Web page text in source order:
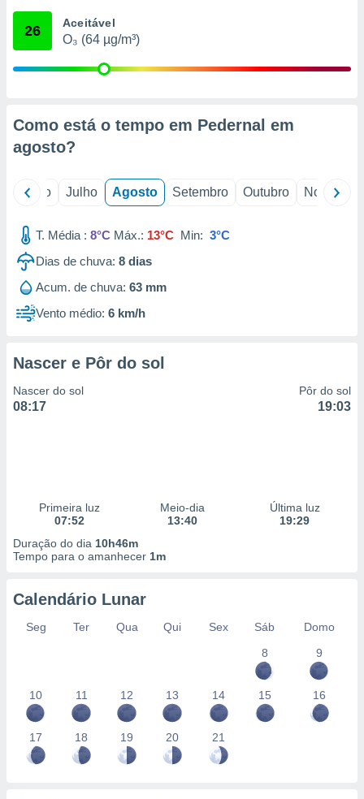
através
1199
26 Aceitável
O₃ (64 µg/m³)
Como está o tempo em Pedernal em
agosto?
Junho Julho Agosto Setembro Outubro Novembro
T. Média : 8°C Máx.: 13°C Min: 3°C
Dias de chuva: 8 dias
Acum. de chuva: 63 mm
Vento médio: 6 km/h
Nascer e Pôr do sol
Nascer do sol
08:17
Pôr do sol
19:03
Primeira luz
07:52
Meio-dia
13:40
Última luz
19:29
Duração do dia 10h46m
Tempo para o amanhecer 1m
Calendário Lunar
Seg Ter Qua Qui Sex Sáb
Domo
8
9
10 11 12 13 14 15 16
17 18 19 20 21